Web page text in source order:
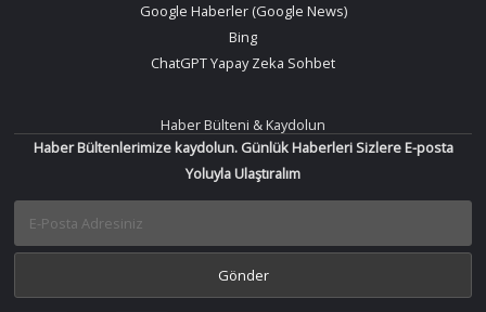
Google Haberler (Google News)
Bing
ChatGPT Yapay Zeka Sohbet
Haber Bülteni & Kaydolun
Haber Bültenlerimize kaydolun. Günlük Haberleri Sizlere E-posta
Yoluyla Ulaştıralım